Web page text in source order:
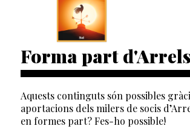
Forma part d'Arrels
Aquests continguts són possibles
aportacions dels milers de socis
en formes part? Fes-ho possible!